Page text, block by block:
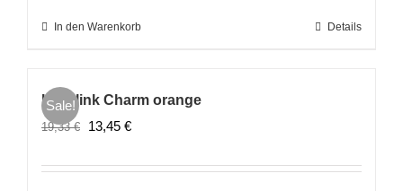
In den Warenkorb Details
Sale!
Lovelink Charm orange
19,33€
Ursprünglicher
war:
13,45 €Aktueller
ist: